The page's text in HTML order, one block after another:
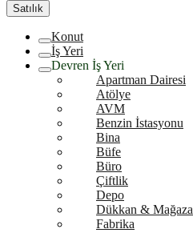
Satılık
Konut
İş Yeri
Devren İş Yeri
Apartman Dairesi
Atölye
AVM
Benzin İstasyonu
Bina
Büfe
Büro
Çiftlik
Depo
Dükkan & Mağaza
Fabrika